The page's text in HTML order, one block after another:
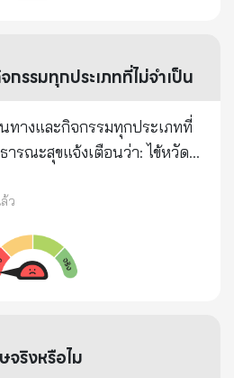
กรรมทุกประเภทที่ไม่จำเป็น
ทางและกิจกรรมทุกประเภทที่
ะสุขแจ้งเตือนว่า: ไข้หวัด
อย่าให้ลำคอแห้ง
ได้ ⊙ เมื่อรู้สึกกระหายน้ำก็ดื่ม ไม่
ยแม้พักนึง แต่ละครั้งให้ดื่มน้ำ
ดื่ม ไม่จำเป็นต้องดื่มมากๆเอา
ม่แห้งเป็นใช้ได้ ⊙ ละเว้นไป
ว
ริงหรือไม